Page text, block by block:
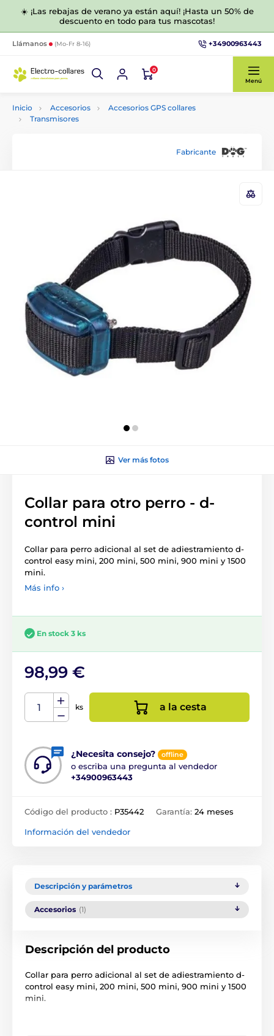
☀️ ¡Las rebajas de verano ya están aquí! ¡Hasta un 50% de
descuento en todo para tus mascotas!
Llámanos (Mo-Fr 8-16) +34900963443
0
Menú
Inicio Accesorios
Accesorios GPS collares
Transmisores
Fabricante
Ver más fotos
Collar para otro perro - d-
control mini
Collar para perro adicional al set de adiestramiento d-
control easy mini, 200 mini, 500 mini, 900 mini y 1500
mini.
Más info ›
En stock 3 ks
98,99 €
ks a la cesta
¿Necesita consejo? offline
o escriba una pregunta al vendedor
+34900963443
Código del producto : P35442 Garantía: 24 meses
Información del vendedor
Descripción y parámetros
Accesorios (1)
Descripción del producto
Collar para perro adicional al set de adiestramiento d-
control easy mini, 200 mini, 500 mini, 900 mini y 1500
mini.